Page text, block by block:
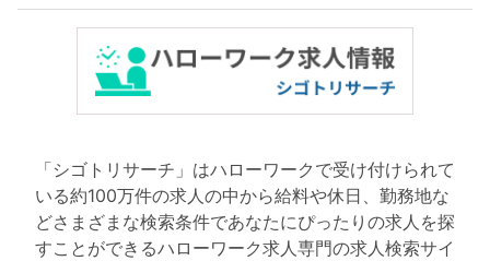
「シゴトリサーチ」はハローワークで受け付けられて
いる約100万件の求人の中から給料や休日、勤務地な
どさまざまな検索条件であなたにぴったりの求人を探
すことができるハローワーク求人専門の求人検索サイ